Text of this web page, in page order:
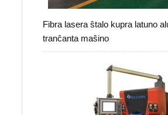
Fibra lasera ŝtalo kupra latuno
tranĉanta maŝino